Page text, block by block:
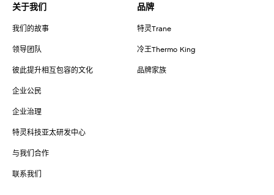
关于我们
我们的故事
领导团队
彼此提升相互包容的文化
企业公民
企业治理
特灵科技亚太研发中心
与我们合作
联系我们
品牌
特灵Trane
冷王Thermo King
品牌家族